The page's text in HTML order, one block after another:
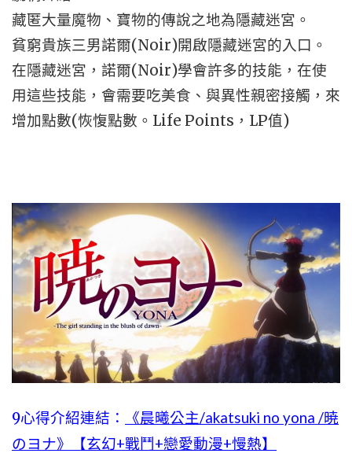
藏匿大量魔物、寶物的傳說之地為隱藏迷宮。
貧窮貴族三男諾爾(Noir)開啟隱藏迷宮的入口。
在隱藏迷宮，諾爾(Noir)學會許多的技能，在使
用這些技能，會需要吃美食、與異性親密接觸，來
增加點數(恢愎點數。Life Points，LP值)
9心得介紹連結：
《晨曦公主/akatsuki no yona /暁
のヨナ》【玄幻+戰鬥+戀愛動漫+慢熱】